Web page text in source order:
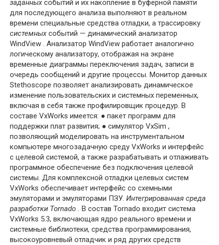
заданных событий и их накопление в бу­ферной памяти
для последующего анализа выполняют в реальном
времени спе­циальные средства отладки, а трассировку
системных событий — динамический анализатор
WindView . Анализатор WindView работает аналогично
логическому анализатору, отображая на экране
временные диаграммы переключения задач, записи в
очередь сообщений и другие процессы. Монитор данных
Stethoscope позволяет анализировать динамическое
изменение пользовательских и систем­ных переменных,
включая в себя также профилировщик процедур. В
составе VxWorks имеется: ● пакет программ для
поддержки плат развития; ● симулятор VxSim ,
позволяющий моделировать на инструментальном
компью­тере многозадачную среду VxWorks и интерфейс
с целевой системой, а также разрабатывать и отлаживать
программное обеспечение без подключения це­левой
системы. Для комплексной отладки целевых систем
VxWorks обеспечивает интерфейс со схемными
эмуляторами и эмуляторами ПЗУ. Интегрированная среда
разработки Tornado . В состав Tornado вхо­дит система
VxWorks 5.3, включающая ядро реального времени и
системные биб­лиотеки, средства программирования,
высокоуровневый отладчик и ряд других средств